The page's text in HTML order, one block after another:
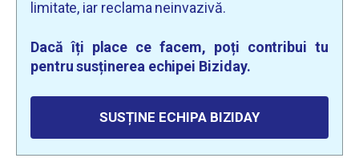
limitate, iar reclama neinvazivă.
Dacă îți place ce facem, poți contribui tu
pentru susținerea echipei Biziday.
SUSȚINE ECHIPA BIZIDAY